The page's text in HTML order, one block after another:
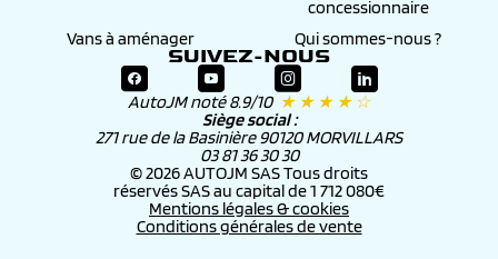
concessionnaire
Vans à aménager
Qui sommes-nous ?
SUIVEZ-NOUS
AutoJM noté 8.9/10 ★ ★ ★ ★ ☆
Siège social :
271 rue de la Basinière 90120 MORVILLARS
03 81 36 30 30
© 2026 AUTOJM SAS Tous droits
réservés SAS au capital de 1 712 080€
Mentions légales & cookies
Conditions générales de vente